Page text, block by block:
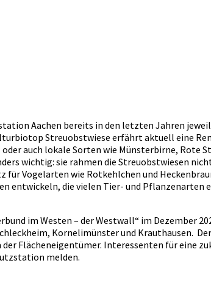
Aachen bereits in den letzten Jahren
Streuobstwiese erfährt aktuell eine
auch lokale Sorten wie Münsterbirne, Rote
wichtig: sie rahmen die Streuobstwiesen
Vogelarten wie Rotkehlchen und
entwickeln, die vielen Tier- und Pflanzenarten
im Westen – der Westwall“ im Dezember
Kornelimünster und Krauthausen.
Flächeneigentümer. Interessenten für eine
melden.